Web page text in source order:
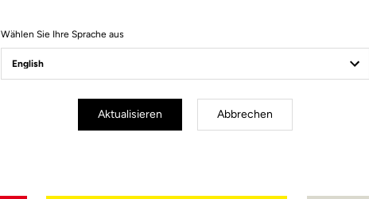
Wählen Sie Ihre Sprache aus
Aktualisieren Abbrechen